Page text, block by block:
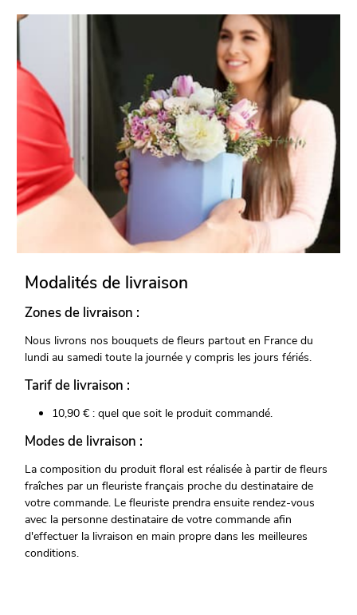
Modalités de livraison
Zones de livraison :
Nous livrons nos bouquets de fleurs partout en France du
lundi au samedi toute la journée y compris les jours fériés.
Tarif de livraison :
10,90 € : quel que soit le produit commandé.
Modes de livraison :
La composition du produit floral est réalisée à partir de fleurs
fraîches par un fleuriste français proche du destinataire de
votre commande. Le fleuriste prendra ensuite rendez-vous
avec la personne destinataire de votre commande afin
d'effectuer la livraison en main propre dans les meilleures
conditions.